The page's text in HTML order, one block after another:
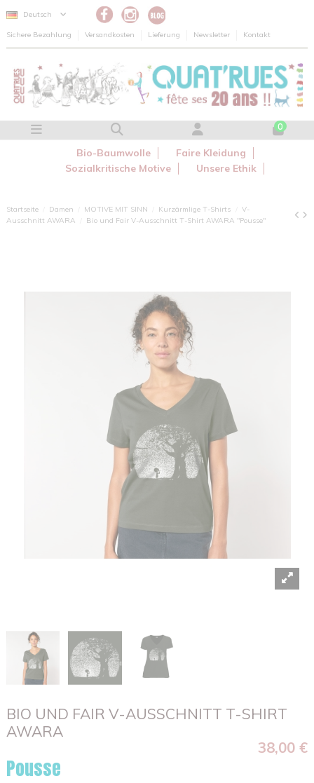
Deutsch
Sichere Bezahlung Versandkosten Lieferung Newsletter Kontakt
0
Bio-Baumwolle
Faire Kleidung
Sozialkritische Motive
Unsere Ethik
Startseite Damen MOTIVE MIT SINN Kurzärmlige T-Shirts
V-
Ausschnitt AWARA
Bio und Fair V-Ausschnitt T-Shirt AWARA "Pousse"
BIO UND FAIR V-AUSSCHNITT T-SHIRT
AWARA
38,00 €
Pousse